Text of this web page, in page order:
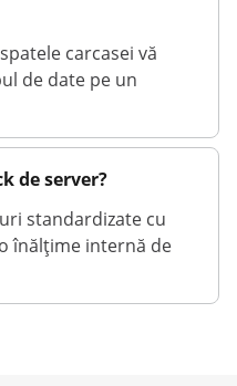
carcasei vă
de date pe un
de server?
standardizate cu
înălțime internă de